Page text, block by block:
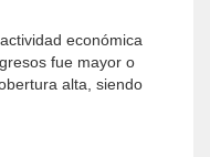
económica
fue mayor o
alta, siendo